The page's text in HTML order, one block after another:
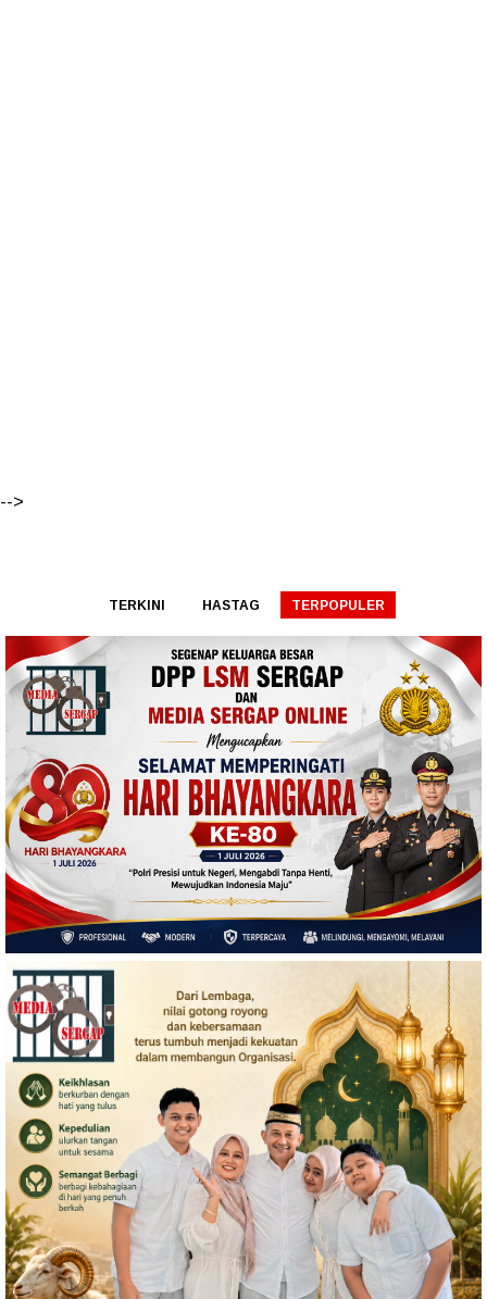
-->
TERKINI HASTAG TERPOPULER